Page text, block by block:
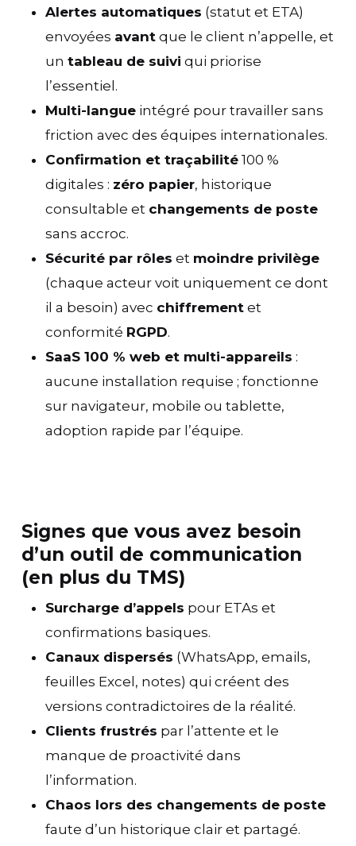
Alertes automatiques (statut et ETA)
envoyées avantque le client n’appelle, et
un tableau de suivi qui priorise
l’essentiel.
Multi-langueintégré pour travailler sans
friction avec des équipes internationales.
Confirmation et traçabilité100 %
digitales : zéro papier, historique
consultable et changements de poste
sans accroc.
Sécurité par rôles et moindre privilège
(chaque acteur voit uniquement ce dont
il a besoin) avec chiffrementet
conformité RGPD.
SaaS 100 % web et multi-appareils :
aucune installation requise ; fonctionne
sur navigateur, mobile ou tablette,
adoption rapide par l’équipe.
Signes que vous avez besoin
d’un outil de communication
(en plus du TMS)
Surcharge d’appels pour ETAs et
confirmations basiques.
Canaux dispersés (WhatsApp, emails,
feuilles Excel, notes) qui créent des
versions contradictoires de la réalité.
Clients frustrés par l’attente et le
manque de proactivité dans
l’information.
Chaos lors des changements de poste
faute d’un historique clair et partagé.